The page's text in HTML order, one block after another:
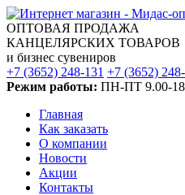
ОПТОВАЯ ПРОДАЖА
КАНЦЕЛЯРСКИХ ТОВАРОВ
и бизнес сувениров
+7 (3652) 248-131 +7 (3652)
Режим работы: ПН-ПТ 9.00-
Главная
Как заказать
О компании
Новости
Акции
Контакты